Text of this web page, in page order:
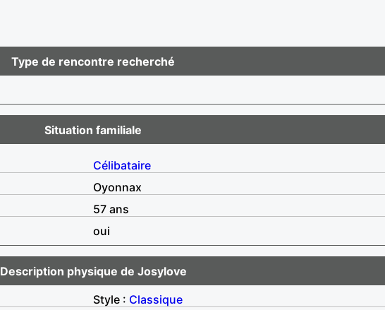
Type de rencontre recherché
Situation familiale
Célibataire
Oyonnax
57 ans
oui
Description physique de Josylove
Style : Classique